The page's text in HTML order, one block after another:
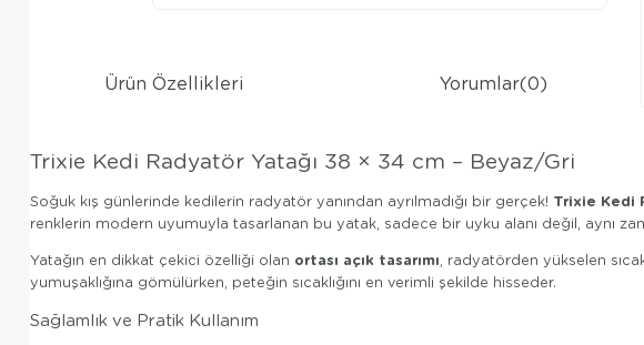
Ürün Özellikleri Yorumlar(0)
Trixie Kedi Radyatör Yatağı 38 × 34 cm – Beyaz/Gri
Soğuk kış günlerinde kedilerin radyatör yanından ayrılmadığı bir gerçek! Trixie Kedi
renklerin modern uyumuyla tasarlanan bu yatak, sadece bir uyku alanı değil, aynı
Yatağın en dikkat çekici özelliği olan ortası açık tasarımı, radyatörden yükselen
yumuşaklığına gömülürken, peteğin sıcaklığını en verimli şekilde hisseder.
Sağlamlık ve Pratik Kullanım